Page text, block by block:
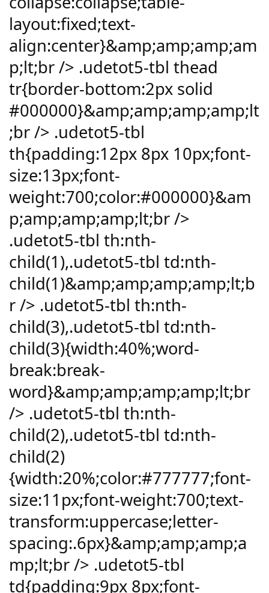
layout:fixed;text-
align:center}&amp;amp;amp;am
p;lt;br /> .udetot5-tbl thead
tr{border-bottom:2px solid
#000000}&amp;amp;amp;amp;lt
;br /> .udetot5-tbl
th{padding:12px 8px 10px;font-
size:13px;font-
weight:700;color:#000000}&am
p;amp;amp;amp;lt;br />
.udetot5-tbl th:nth-
child(1),.udetot5-tbl td:nth-
child(1)&amp;amp;amp;amp;lt;b
r /> .udetot5-tbl th:nth-
child(3),.udetot5-tbl td:nth-
child(3){width:40%;word-
break:break-
word}&amp;amp;amp;amp;lt;br
/> .udetot5-tbl th:nth-
child(2),.udetot5-tbl td:nth-
child(2)
{width:20%;color:#777777;font-
size:11px;font-weight:700;text-
transform:uppercase;letter-
spacing:.6px}&amp;amp;amp;a
mp;lt;br /> .udetot5-tbl
td{padding:9px 8px;font-